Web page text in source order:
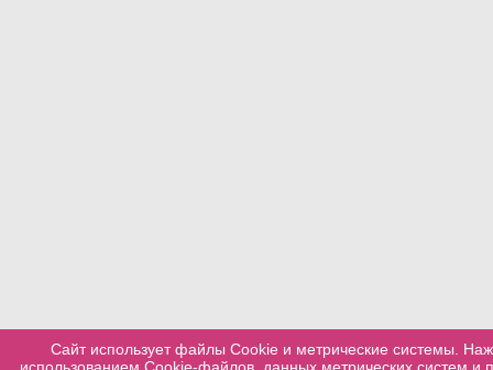
Сайт использует файлы Cookie и метрические системы.